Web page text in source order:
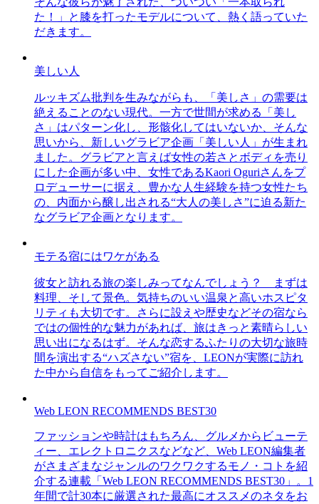
た！」と膝を打ったモデルについて、熱く語っていた
だきます。
美しい人
ルッキズム批判を生みながらも、「美しさ」の需要は
絶えることのない現代。一方で世間が求める「美し
さ」はパターン化し、形骸化してはいないか、そんな
思いから、新しいグラビア企画「美しい人」が生まれ
ました。グラビアと言えば女性の若さとボディを売り
にした企画が多い中、女性であるKaori Oguriさんをプ
ロデューサーに据え、豊かな人生経験を持つ女性たち
の、内面から醸し出される“大人の美しさ”に迫る新た
なグラビア企画となります。
モテる宿にはワケがある
彼女と訪れる旅の楽しみってなんでしょう？ まずは
料理、そして景色。気持ちのいい温泉と高いホスピタ
リティも大切です。さらに設えや歴史などその宿なら
ではの個性的な魅力があれば、旅はきっと素晴らしい
思い出になるはず。そんな恋するふたりの大切な旅時
間を演出する“ハズさない”宿を、LEONが実際に訪れ
た中から自信をもってご紹介します。
Web LEON RECOMMENDS BEST30
ファッションや時計はもちろん、グルメからビューテ
ィー、エレクトロニクスなどなど、Web LEON編集者
がさまざまなジャンルのワクワクするモノ・コトを紹
介する連載「Web LEON RECOMMENDS BEST30」。1
年間で計30本に厳選された最高にオススメのネタをお